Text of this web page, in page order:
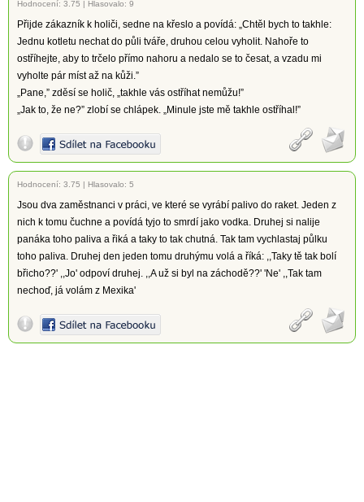
Hodnocení: 3.75 | Hlasovalo: 9
Přijde zákazník k holiči, sedne na křeslo a povídá: „Chtěl bych to takhle:
Jednu kotletu nechat do půli tváře, druhou celou vyholit. Nahoře to
ostříhejte, aby to trčelo přímo nahoru a nedalo se to česat, a vzadu mi
vyholte pár míst až na kůži.”
„Pane,” zděsí se holič, „takhle vás ostříhat nemůžu!”
„Jak to, že ne?” zlobí se chlápek. „Minule jste mě takhle ostříhal!”
Hodnocení: 3.75 | Hlasovalo: 5
Jsou dva zaměstnanci v práci, ve které se vyrábí palivo do raket. Jeden z
nich k tomu čuchne a povídá tyjo to smrdí jako vodka. Druhej si nalije
panáka toho paliva a řiká a taky to tak chutná. Tak tam vychlastaj půlku
toho paliva. Druhej den jeden tomu druhýmu volá a říká: ,,Taky tě tak bolí
břicho??' ,,Jo' odpoví druhej. ,,A už si byl na záchodě??' 'Ne' ,,Tak tam
nechoď, já volám z Mexika'